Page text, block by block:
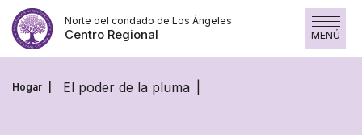
Saltar
contenido
Norte del condado de Los Ángeles
Centro Regional MENÚ
Hogar El poder de la pluma